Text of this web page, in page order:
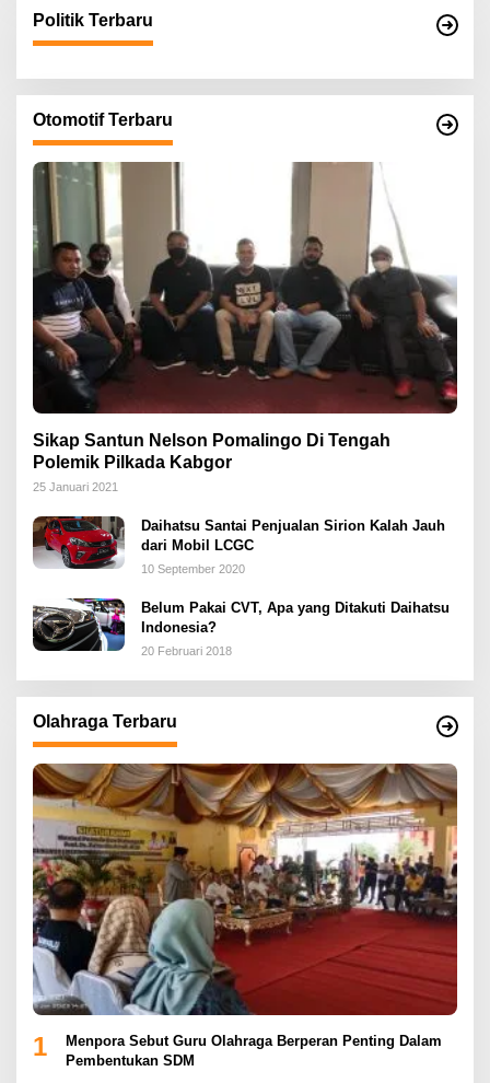
Politik Terbaru
Otomotif Terbaru
Sikap Santun Nelson Pomalingo Di Tengah
Polemik Pilkada Kabgor
25 Januari 2021
Daihatsu Santai Penjualan Sirion Kalah Jauh
dari Mobil LCGC
10 September 2020
Belum Pakai CVT, Apa yang Ditakuti Daihatsu
Indonesia?
20 Februari 2018
Olahraga Terbaru
1
Menpora Sebut Guru Olahraga Berperan Penting Dalam
Pembentukan SDM